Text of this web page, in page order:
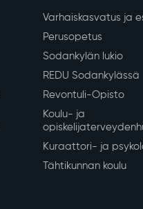
Varhaiskasvatus ja
Perusopetus
Sodankylän lukio
REDU Sodankylässä
Revontuli-Opisto
Koulu- ja
Kuraattori- ja
Tähtikunnan koulu